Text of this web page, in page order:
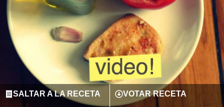
SALTAR A LA RECETA VOTAR RECETA